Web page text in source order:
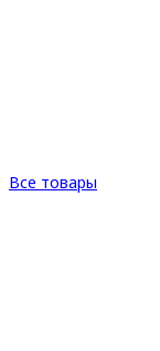
Все товары